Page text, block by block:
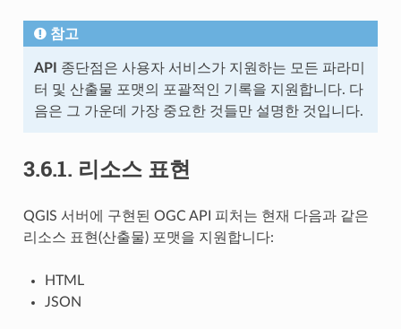
참고
API
종단점은 사용자 서비스가 지원하는 모든 파라미
터 및 산출물 포맷의 포괄적인 기록을 지원합니다. 다
음은 그 가운데 가장 중요한 것들만 설명한 것입니다.
3.6.1. 리소스 표현
QGIS 서버에 구현된 OGC API 피처는 현재 다음과 같은
리소스 표현(산출물) 포맷을 지원합니다:
HTML
JSON